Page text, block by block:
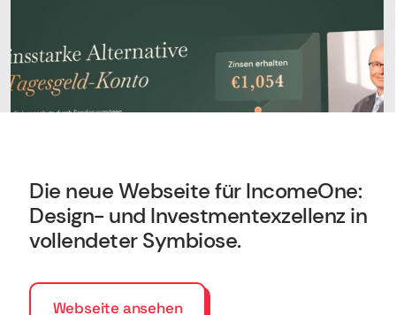
Shopify und Webflow.
©2017-2026 · Made with Love in Stuttgart
Die neue Webseite für IncomeOne:
Design- und Investmentexzellenz in
vollendeter Symbiose.
Webseite ansehen